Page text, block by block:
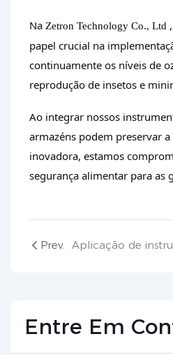
Na Zetron Technology Co., Ltd
papel crucial na
continuamente os níveis de
reprodução de insetos e
Ao integrar nossos
armazéns podem preservar
inovadora, estamos
segurança alimentar para as
Prev.
Entre Em